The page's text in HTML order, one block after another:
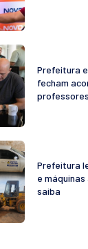
Prefeitura
fecham
Prefeitura
e
saiba